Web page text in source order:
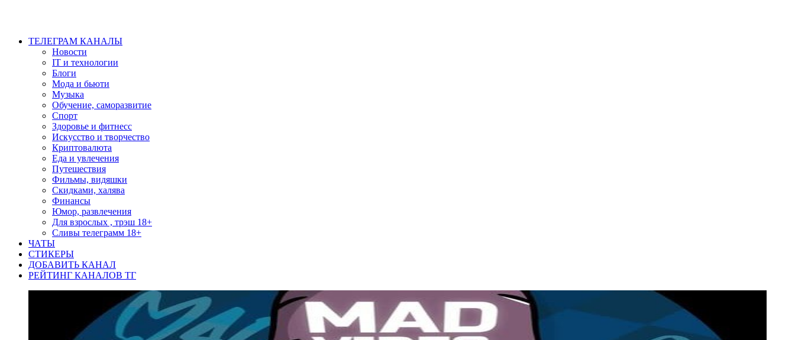
ТЕЛЕГРАМ КАНАЛЫ
Новости
IT и технологии
Блоги
Мода и бьюти
Музыка
Обучение, саморазвитие
Спорт
Здоровье и фитнесс
Искусство и творчество
Криптовалюта
Еда и увлечения
Путешествия
Фильмы, видяшки
Скидками, халява
Финансы
Юмор, развлечения
Для взрослых , трэш 18+
Сливы телеграмм 18+
ЧАТЫ
СТИКЕРЫ
ДОБАВИТЬ КАНАЛ
РЕЙТИНГ КАНАЛОВ ТГ